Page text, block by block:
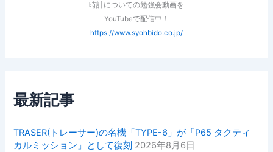
時計についての勉強会動画を
YouTubeで配信中！
https://www.syohbido.co.jp/
最新記事
TRASER(トレーサー)の名機「TYPE-6」が「P65 タクティ
カルミッション」として復刻 2026年8月6日